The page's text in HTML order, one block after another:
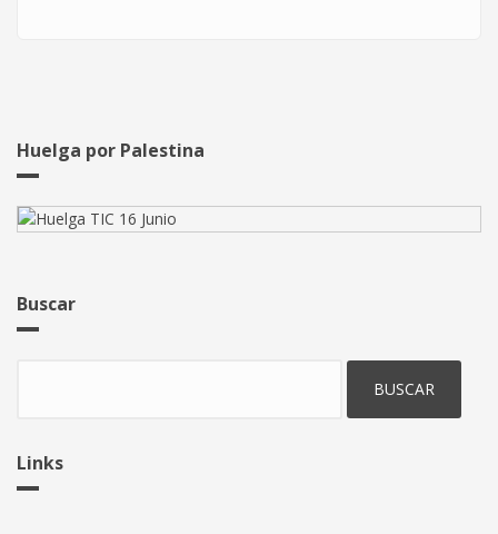
Huelga por Palestina
Buscar
Links